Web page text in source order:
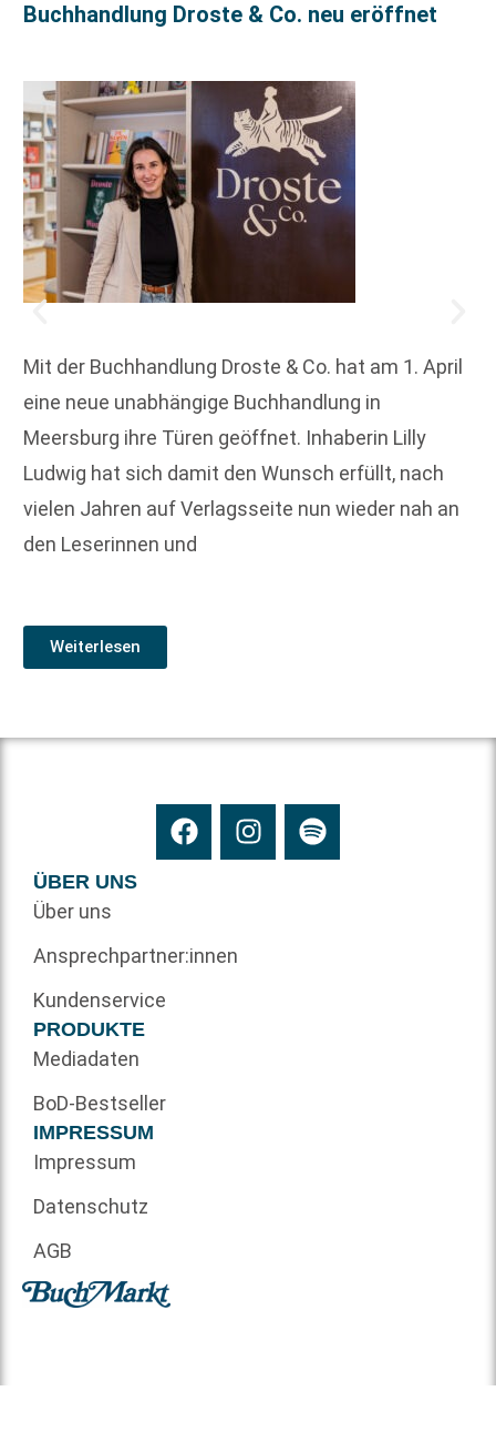
Buchhandlung Droste & Co. neu eröffnet
Mit der Buchhandlung Droste & Co. hat am 1. April
eine neue unabhängige Buchhandlung in
Meersburg ihre Türen geöffnet. Inhaberin Lilly
Ludwig hat sich damit den Wunsch erfüllt, nach
vielen Jahren auf Verlagsseite nun wieder nah an
den Leserinnen und
Weiterlesen
ÜBER UNS
Über uns
Ansprechpartner:innen
Kundenservice
PRODUKTE
Mediadaten
BoD-Bestseller
IMPRESSUM
Impressum
Datenschutz
AGB